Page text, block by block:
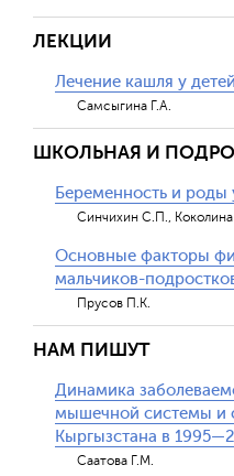
ЛЕКЦИИ
Лечение кашля у детей
Самсыгина Г.А.
ШКОЛЬНАЯ И
Беременность и роды
Синчихин С.П.,
Основные факторы
мальчиков-
Прусов П.К.
НАМ ПИШУТ
Динамика
мышечной системы и
Кыргызстана в
Саатова Г.М.